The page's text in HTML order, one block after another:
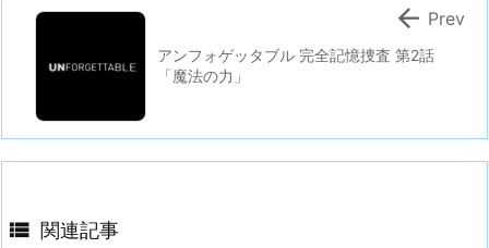
アンフォゲッタブル 完全記憶捜査 第2話
「魔法の力」
 Prev
 関連記事